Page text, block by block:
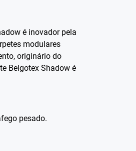
é inovador pela
modulares
originário do
Belgotex Shadow é
pesado.